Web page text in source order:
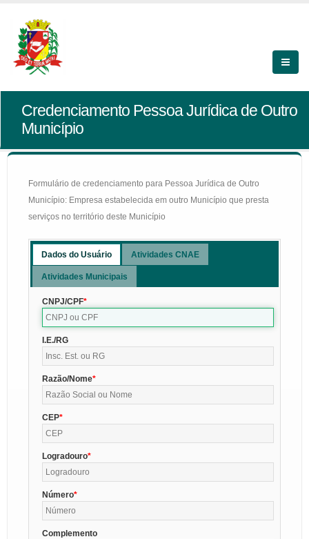
Credenciamento Pessoa Jurídica de Outro
Município
Formulário de credenciamento para Pessoa Jurídica de Outro
Município: Empresa estabelecida em outro Município que presta
serviços no território deste Município
Dados do Usuário Atividades CNAE
Atividades Municipais
CNPJ/CPF
I.E./RG
Razão/Nome
CEP
Logradouro
Número
Complemento